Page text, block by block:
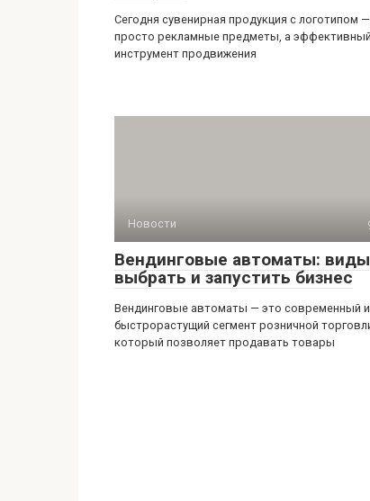
Сегодня сувенирная продукция с логотипом
просто рекламные предметы, а эффективный
инструмент продвижения
Новости
Вендинговые автоматы:
выбрать и запустить бизнес
Вендинговые автоматы — это современный и
быстрорастущий сегмент розничной
который позволяет продавать товары